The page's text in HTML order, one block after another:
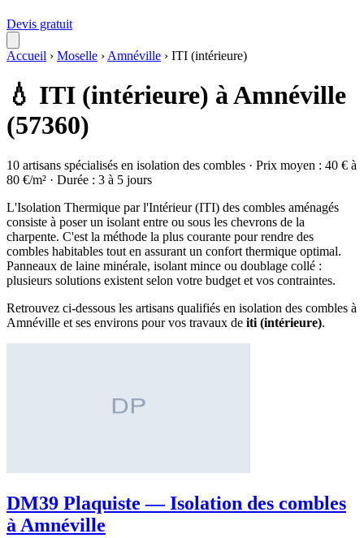
Devis gratuit
Accueil › Moselle › Amnéville › ITI (intérieure)
💧 ITI (intérieure) à Amnéville
(57360)
10 artisans spécialisés en isolation des combles · Prix moyen : 40 € à
80 €/m² · Durée : 3 à 5 jours
L'Isolation Thermique par l'Intérieur (ITI) des combles aménagés
consiste à poser un isolant entre ou sous les chevrons de la
charpente. C'est la méthode la plus courante pour rendre des
combles habitables tout en assurant un confort thermique optimal.
Panneaux de laine minérale, isolant mince ou doublage collé :
plusieurs solutions existent selon votre budget et vos contraintes.
Retrouvez ci-dessous les artisans qualifiés en isolation des combles à
Amnéville et ses environs pour vos travaux de iti (intérieure).
DM39 Plaquiste — Isolation des combles
à Amnéville